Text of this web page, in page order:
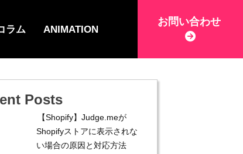
ラム ANIMATION
お問い合わせ
Posts
【Shopify】Judge.meが
Shopifyストアに表示されな
い場合の原因と対応方法